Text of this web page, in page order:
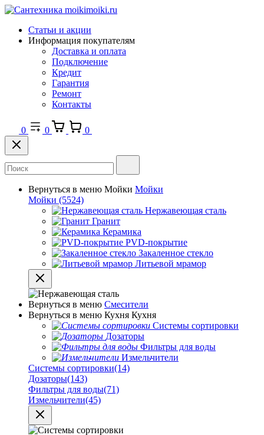
Статьи и акции
Информация покупателям
Доставка и оплата
Подключение
Кредит
Гарантия
Ремонт
Контакты
0 0 0
Вернуться в меню Мойки Мойки
Мойки (5524)
Нержавеющая сталь
Гранит
Керамика
PVD-покрытие
Закаленное стекло
Литьевой мрамор
Вернуться в меню Смесители
Вернуться в меню Кухня Кухня
Системы сортировки
Дозаторы
Фильтры для воды
Измельчители
Системы сортировки(14)
Дозаторы(143)
Фильтры для воды(71)
Измельчители(45)